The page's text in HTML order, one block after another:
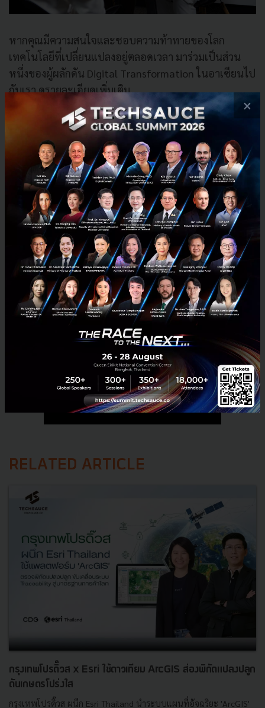
หากคุณมีความสนใจและชอบความท้าทายของโลก
เทคโนโลยีที่เปลี่ยนแปลงอยู่ตลอดเวลา มาร่วมเป็นส่วน
หนึ่งของผู้ผลักดัน Digital Transformation ในอาเซียนไป
กับเรา ดูรายละเอียดเพิ่มเติม
https://www.beryl8.com/th/careers/working-with-us
หรือส่ง CV มาสมัครที่hr@beryl8.com
PR News IT Technology Beryl 8 Plus Digital Transformation
No comment
RELATED ARTICLE
กรุงเทพโปรดิ๊วส x Esri ใช้ดาวเทียม ArcGIS ส่องพิกัดแปลงปลูก
ดันเกษตรโปร่งใส
กรุงเทพโปรดิ๊วส ผนึก Esri Thailand นำระบบแผนที่อัจฉริยะ 'ArcGIS'
×